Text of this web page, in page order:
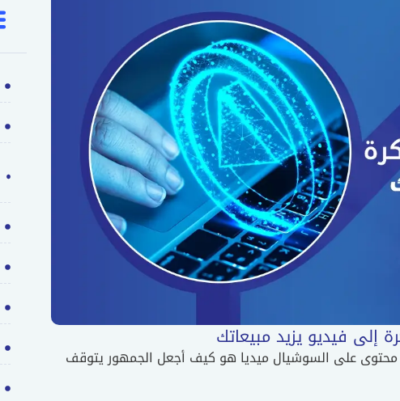
إلى فيديو يزيد مبيعاتك
محتوى على السوشيال ميديا هو كيف أجعل الجمهور يتوقف